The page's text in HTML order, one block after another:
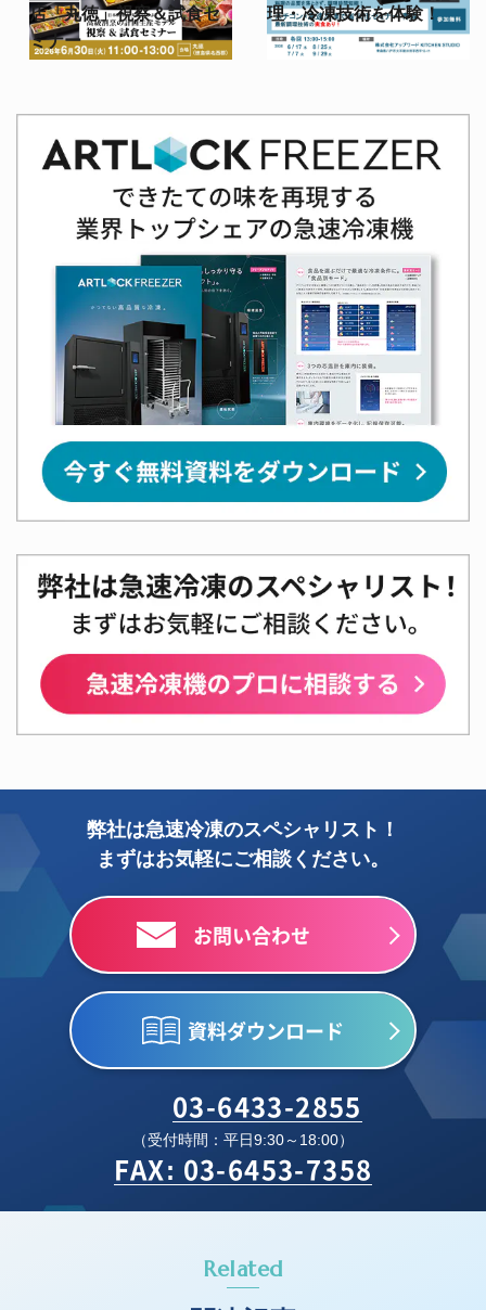
店「丸徳」視察＆試食セ
ミナー
理・冷凍技術を体験！
弊社は急速冷凍のスペシャリスト！
まずはお気軽にご相談ください。
お問い合わせ
資料ダウンロード
03-6433-2855
（受付時間：平日9:30～18:00）
FAX: 03-6453-7358
Related